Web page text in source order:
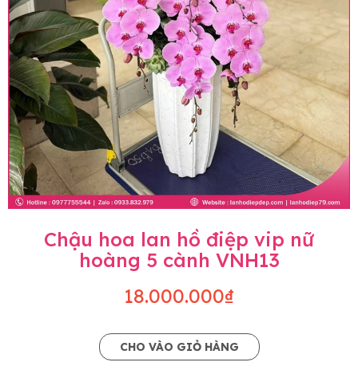
Chậu hoa lan hồ điệp vip nữ
hoàng 5 cành VNH13
18.000.000₫
CHO VÀO GIỎ HÀNG